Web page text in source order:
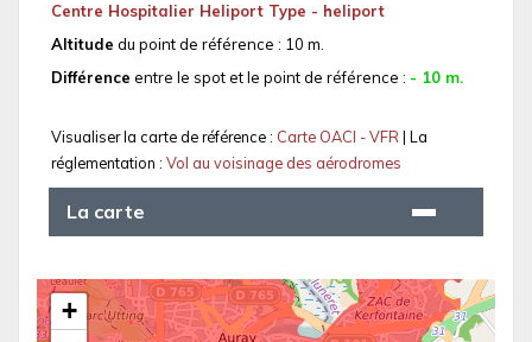
Centre Hospitalier Heliport Type - heliport
Altitude du point de référence : 10 m.
Différence entre le spot et le point de référence : - 10 m.
Visualiser la carte de référence : Carte OACI - VFR| La
réglementation : Vol au voisinage des aérodromes
La carte